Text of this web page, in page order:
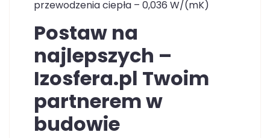
przewodzenia ciepła – 0,036 W/(mK)
Postaw na
najlepszych –
Izosfera.pl Twoim
partnerem w
budowie